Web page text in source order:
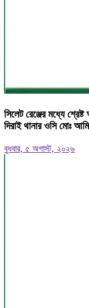
সিলেট রেঞ্জের মধ্যে
দিরাই থানার ওসি মোঃ
বুধবার, ৫ অগাস্ট, ২০২৬